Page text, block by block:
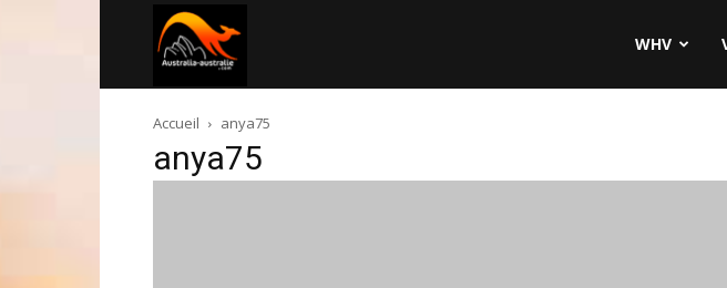
australie.com
WHV
Accueil anya75
anya75